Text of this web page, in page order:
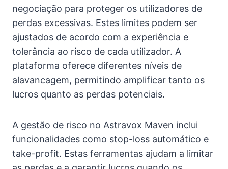
negociação para proteger os utilizadores de
perdas excessivas. Estes limites podem ser
ajustados de acordo com a experiência e
tolerância ao risco de cada utilizador. A
plataforma oferece diferentes níveis de
alavancagem, permitindo amplificar tanto os
lucros quanto as perdas potenciais.
A gestão de risco no Astravox Maven inclui
funcionalidades como stop-loss automático e
take-profit. Estas ferramentas ajudam a limitar